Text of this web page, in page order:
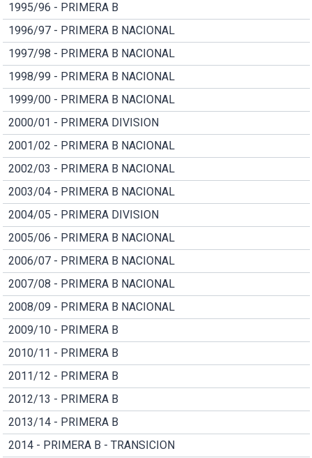
1995/96 - PRIMERA B
1996/97 - PRIMERA B NACIONAL
1997/98 - PRIMERA B NACIONAL
1998/99 - PRIMERA B NACIONAL
1999/00 - PRIMERA B NACIONAL
2000/01 - PRIMERA DIVISION
2001/02 - PRIMERA B NACIONAL
2002/03 - PRIMERA B NACIONAL
2003/04 - PRIMERA B NACIONAL
2004/05 - PRIMERA DIVISION
2005/06 - PRIMERA B NACIONAL
2006/07 - PRIMERA B NACIONAL
2007/08 - PRIMERA B NACIONAL
2008/09 - PRIMERA B NACIONAL
2009/10 - PRIMERA B
2010/11 - PRIMERA B
2011/12 - PRIMERA B
2012/13 - PRIMERA B
2013/14 - PRIMERA B
2014 - PRIMERA B - TRANSICION